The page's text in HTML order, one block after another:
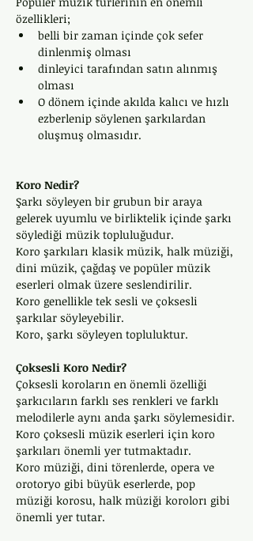
özellikleri;
belli bir zaman içinde çok sefer
dinlenmiş olması
dinleyici tarafından satın alınmış
olması
O dönem içinde akılda kalıcı ve hızlı
ezberlenip söylenen şarkılardan
oluşmuş olmasıdır.
Koro Nedir?
Şarkı söyleyen bir grubun bir araya
gelerek uyumlu ve birliktelik içinde şarkı
söylediği müzik topluluğudur.
Koro şarkıları klasik müzik, halk müziği,
dini müzik, çağdaş ve popüler müzik
eserleri olmak üzere seslendirilir.
Koro genellikle tek sesli ve çoksesli
şarkılar söyleyebilir.
Koro, şarkı söyleyen topluluktur.
Çoksesli Koro Nedir?
Çoksesli koroların en önemli özelliği
şarkıcıların farklı ses renkleri ve farklı
melodilerle aynı anda şarkı söylemesidir.
Koro çoksesli müzik eserleri için koro
şarkıları önemli yer tutmaktadır.
Koro müziği, dini törenlerde, opera ve
orotoryo gibi büyük eserlerde, pop
müziği korosu, halk müziği korolorı gibi
önemli yer tutar.